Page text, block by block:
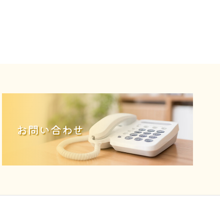
お問い合わせ